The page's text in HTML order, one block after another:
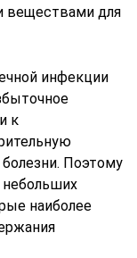
веществами для
инфекции
к
Поэтому
небольших
наиболее